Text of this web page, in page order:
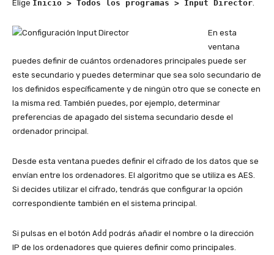
Elige Inicio > Todos los programas > Input Director
En esta
ventana
puedes definir de cuántos ordenadores principales puede ser
este secundario y puedes determinar que sea solo secundario de
los definidos específicamente y de ningún otro que se conecte en
la misma red. También puedes, por ejemplo, determinar
preferencias de apagado del sistema secundario desde el
ordenador principal.
Desde esta ventana puedes definir el cifrado de los datos que se
envían entre los ordenadores. El algoritmo que se utiliza es AES.
Si decides utilizar el cifrado, tendrás que configurar la opción
correspondiente también en el sistema principal.
Si pulsas en el botón Add podrás añadir el nombre o la dirección
IP de los ordenadores que quieres definir como principales.